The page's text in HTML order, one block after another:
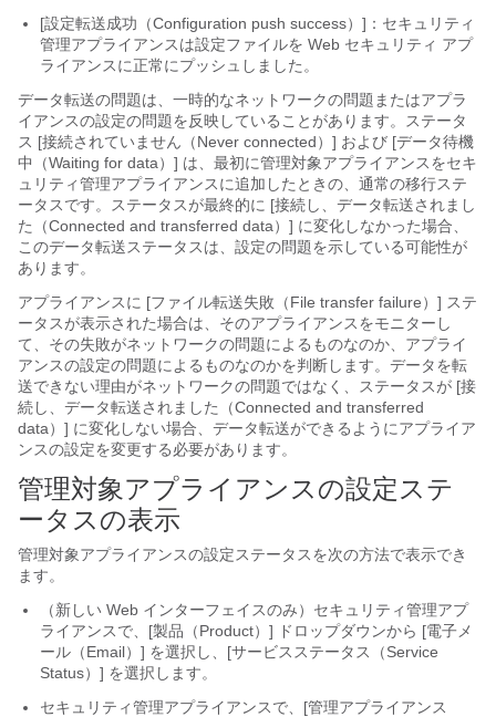
[設定転送成功（Configuration push success）]：セキュリティ
管理アプライアンスは設定ファイルを Web セキュリティ アプ
ライアンスに正常にプッシュしました。
データ転送の問題は、一時的なネットワークの問題またはアプラ
イアンスの設定の問題を反映していることがあります。ステータ
ス [接続されていません（Never connected）] および [データ待機
中（Waiting for data）] は、最初に管理対象アプライアンスをセキ
ュリティ管理アプライアンスに追加したときの、通常の移行ステ
ータスです。ステータスが最終的に [接続し、データ転送されまし
た（Connected and transferred data）] に変化しなかった場合、
このデータ転送ステータスは、設定の問題を示している可能性が
あります。
アプライアンスに [ファイル転送失敗（File transfer failure）] ステ
ータスが表示された場合は、そのアプライアンスをモニターし
て、その失敗がネットワークの問題によるものなのか、アプライ
アンスの設定の問題によるものなのかを判断します。データを転
送できない理由がネットワークの問題ではなく、ステータスが [接
続し、データ転送されました（Connected and transferred
data）] に変化しない場合、データ転送ができるようにアプライア
ンスの設定を変更する必要があります。
管理対象アプライアンスの設定ステ
ータスの表示
管理対象アプライアンスの設定ステータスを次の方法で表示でき
ます。
（新しい Web インターフェイスのみ）セキュリティ管理アプ
ライアンスで、[製品（Product）] ドロップダウンから [電子メ
ール（Email）] を選択し、[サービスステータス（Service
Status）] を選択します。
セキュリティ管理アプライアンスで、[管理アプライアンス